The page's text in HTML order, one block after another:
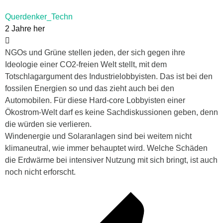
Querdenker_Techn
2 Jahre her
NGOs und Grüne stellen jeden, der sich gegen ihre
Ideologie einer CO2-freien Welt stellt, mit dem
Totschlagargument des Industrielobbyisten. Das ist bei den
fossilen Energien so und das zieht auch bei den
Automobilen. Für diese Hard-core Lobbyisten einer
Ökostrom-Welt darf es keine Sachdiskussionen geben, denn
die würden sie verlieren.
Windenergie und Solaranlagen sind bei weitem nicht
klimaneutral, wie immer behauptet wird. Welche Schäden
die Erdwärme bei intensiver Nutzung mit sich bringt, ist auch
noch nicht erforscht.